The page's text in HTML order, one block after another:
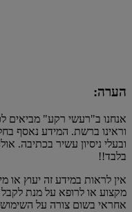
הערה:
אנחנו ב"רעשי רקע" מביאים
וראינו ברשת. המידע נאסף
ובעלי ניסיון עשיר בכתיבה.
בלבד!!
אין לראות במידע זה יעוץ או
מקצוע או לרופא על מנת לקבל
אחראי בשום צורה על